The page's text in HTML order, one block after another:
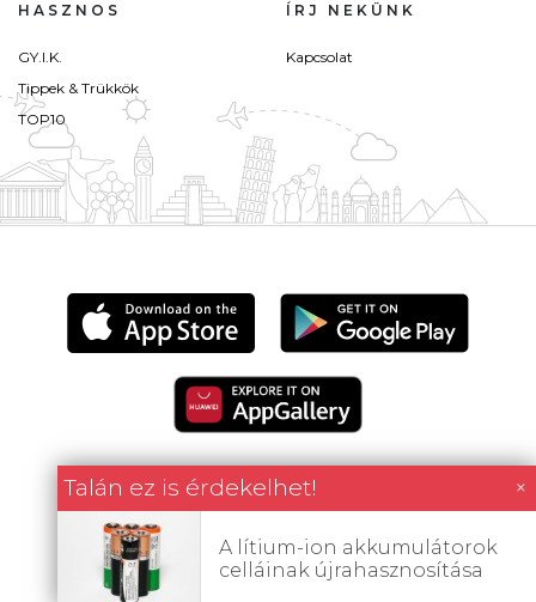
Talán ez is érdekelhet! ×
A lítium-ion akkumulátorok
celláinak újrahasznosítása
HASZNOS
GY.I.K.
Tippek & Trükkök
TOP10
ÍRJ NEKÜNK
Kapcsolat
Minden tartalom jogvédett © 2026 Utazómajom.